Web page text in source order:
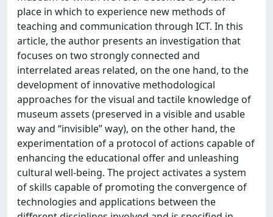
place in which to experience new methods of
teaching and communication through ICT. In this
article, the author presents an investigation that
focuses on two strongly connected and
interrelated areas related, on the one hand, to the
development of innovative methodological
approaches for the visual and tactile knowledge of
museum assets (preserved in a visible and usable
way and “invisible” way), on the other hand, the
experimentation of a protocol of actions capable of
enhancing the educational offer and unleashing
cultural well-being. The project activates a system
of skills capable of promoting the convergence of
technologies and applications between the